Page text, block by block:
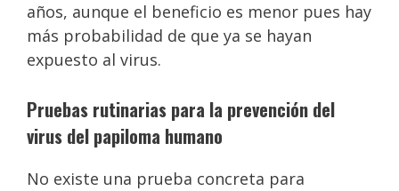
años, aunque el beneficio es menor pues hay
más probabilidad de que ya se hayan
expuesto al virus.
Pruebas rutinarias para la prevención del
virus del papiloma humano
No existe una prueba concreta para